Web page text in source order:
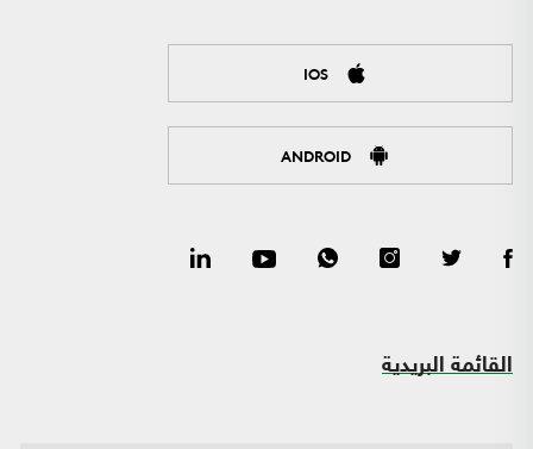
IOS
ANDROID
القائمة البريدية